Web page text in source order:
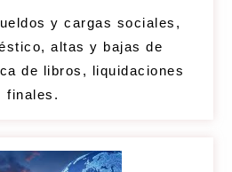
y cargas sociales,
altas y bajas de
de libros, liquidaciones
finales.